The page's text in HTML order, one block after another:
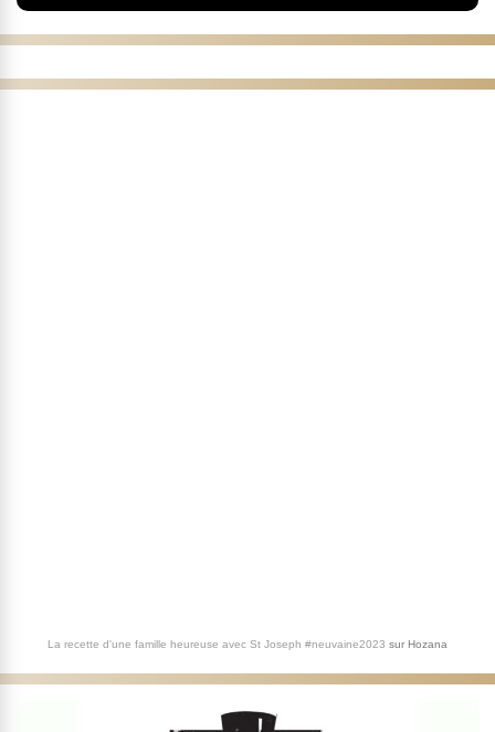
La recette d'une famille heureuse avec St Joseph #neuvaine2023 sur Hozana